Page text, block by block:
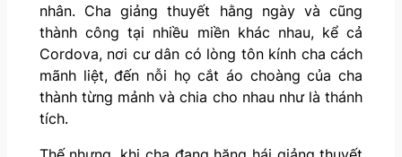
nhân. Cha giảng thuyết hằng ngày và cũng
thành công tại nhiều miền khác nhau, kể cả
Cordova, nơi cư dân có lòng tôn kính cha cách
mãnh liệt, đến nỗi họ cắt áo choàng của cha
thành từng mảnh và chia cho nhau như là thánh
tích.